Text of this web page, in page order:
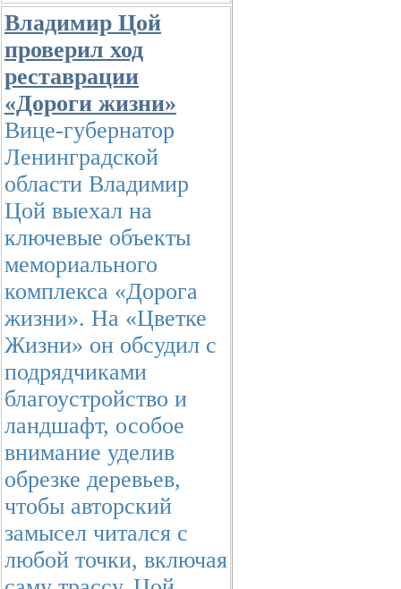
Владимир Цой
проверил ход
реставрации
«Дороги жизни»
Вице-губернатор
Ленинградской
области Владимир
Цой выехал на
ключевые объекты
мемориального
комплекса «Дорога
жизни». На «Цветке
Жизни» он обсудил с
подрядчиками
благоустройство и
ландшафт, особое
внимание уделив
обрезке деревьев,
чтобы авторский
замысел читался с
любой точки, включая